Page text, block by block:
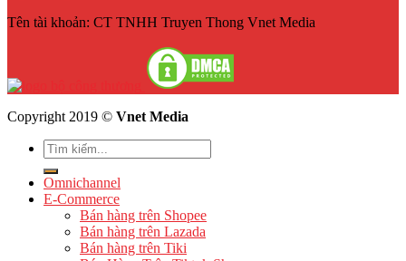
Tên tài khoản: CT TNHH Truyen Thong Vnet Media
Copyright 2019 © Vnet Media
Omnichannel
E-Commerce
Bán hàng trên Shopee
Bán hàng trên Lazada
Bán hàng trên Tiki